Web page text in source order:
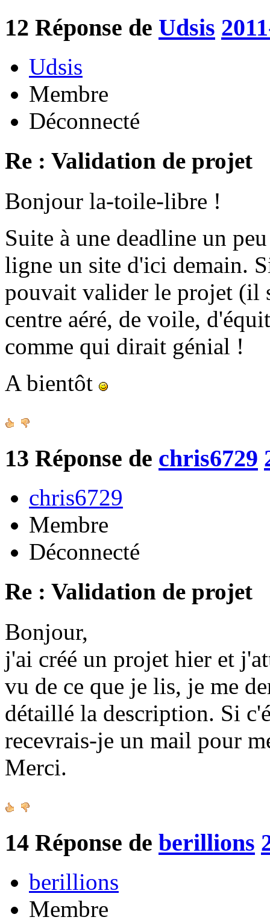
12 Réponse de Udsis
Udsis
Membre
Déconnecté
Re : Validation de projet
Bonjour la-toile-libre !
Suite à une deadline un
ligne un site d'ici demain.
pouvait valider le projet (il
centre aéré, de voile,
comme qui dirait génial !
A bientôt
13 Réponse de chris6729
chris6729
Membre
Déconnecté
Re : Validation de projet
Bonjour,
j'ai créé un projet hier et
vu de ce que je lis, je me
détaillé la description. Si
recevrais-je un mail pour
Merci.
14 Réponse de berillions
berillions
Membre